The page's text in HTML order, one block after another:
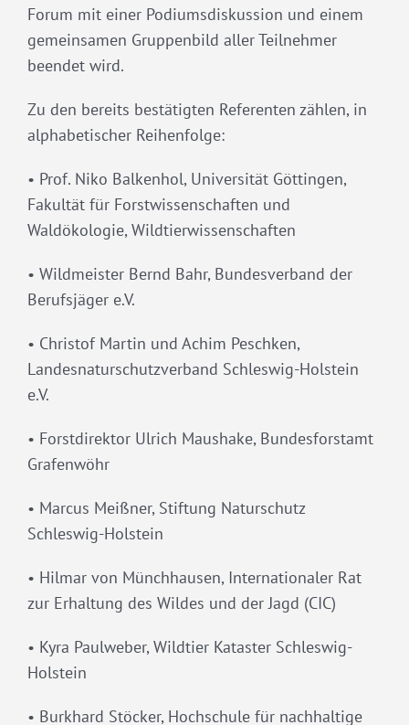
Forum mit einer Podiumsdiskussion und einem
gemeinsamen Gruppenbild aller Teilnehmer
beendet wird.
Zu den bereits bestätigten Referenten zählen, in
alphabetischer Reihenfolge:
• Prof. Niko Balkenhol, Universität Göttingen,
Fakultät für Forstwissenschaften und
Waldökologie, Wildtierwissenschaften
• Wildmeister Bernd Bahr, Bundesverband der
Berufsjäger e.V.
• Christof Martin und Achim Peschken,
Landesnaturschutzverband Schleswig-Holstein
e.V.
• Forstdirektor Ulrich Maushake, Bundesforstamt
Grafenwöhr
• Marcus Meißner, Stiftung Naturschutz
Schleswig-Holstein
• Hilmar von Münchhausen, Internationaler Rat
zur Erhaltung des Wildes und der Jagd (CIC)
• Kyra Paulweber, Wildtier Kataster Schleswig-
Holstein
• Burkhard Stöcker, Hochschule für nachhaltige